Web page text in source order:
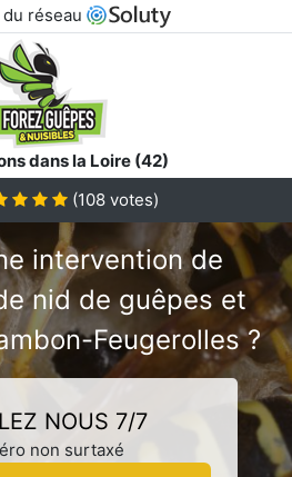
réseau
dans la Loire (42)
(108 votes)
intervention de
nid de guêpes et
Feugerolles ?
NOUS 7/7
non surtaxé